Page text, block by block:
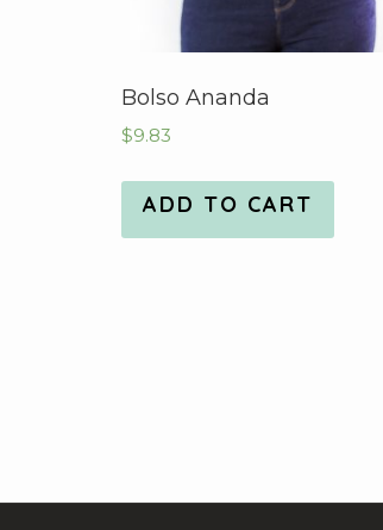
Bolso Ananda
$9.83
ADD TO CART